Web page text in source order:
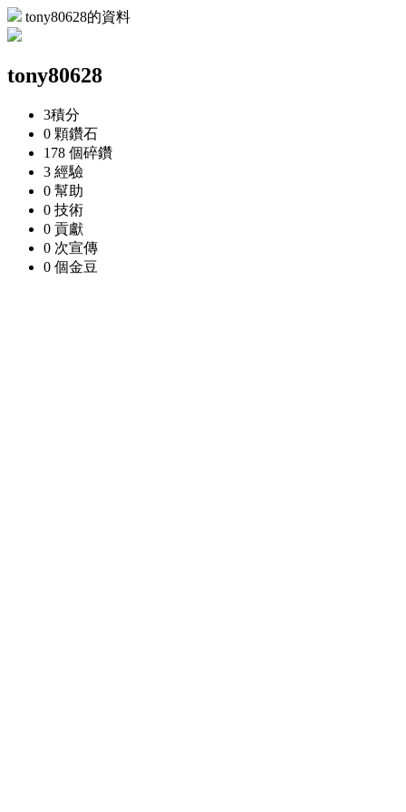
tony80628的資料
tony80628
3積分
0 顆鑽石
178 個碎鑽
3 經驗
0 幫助
0 技術
0 貢獻
0 次宣傳
0 個金豆